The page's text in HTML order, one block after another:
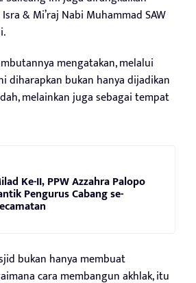
& Mi’raj Nabi Muhammad SAW
mengatakan, melalui
diharapkan bukan hanya dijadikan
melainkan juga sebagai tempat
Ke-II, PPW Azzahra Palopo
Pengurus Cabang se-
bukan hanya membuat
cara membangun akhlak, itu